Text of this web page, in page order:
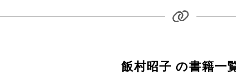
飯村昭子 の書籍一